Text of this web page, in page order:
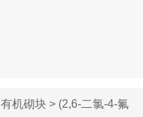
有机砌块> (2,6-二氯-4-氟